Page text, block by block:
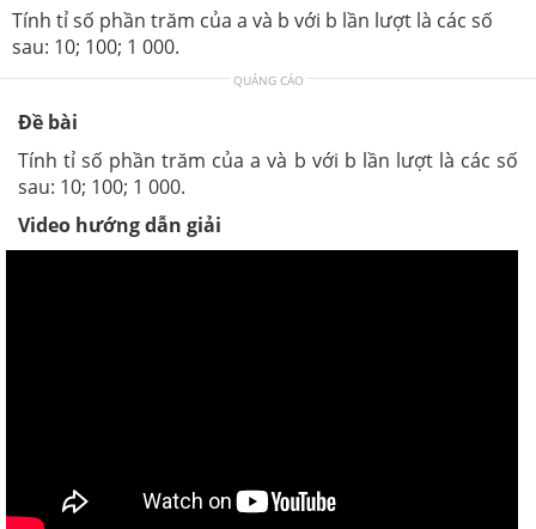
Tính tỉ số phần trăm của a và b với b lần lượt là các số
sau: 10; 100; 1 000.
QUẢNG CÁO
Đề bài
Tính tỉ số phần trăm của a và b với b lần lượt là các số
sau: 10; 100; 1 000.
Video hướng dẫn giải